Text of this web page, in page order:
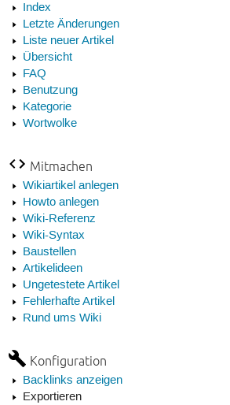
Index
Letzte Änderungen
Liste neuer Artikel
Übersicht
FAQ
Benutzung
Kategorie
Wortwolke
Mitmachen
Wikiartikel anlegen
Howto anlegen
Wiki-Referenz
Wiki-Syntax
Baustellen
Artikelideen
Ungetestete Artikel
Fehlerhafte Artikel
Rund ums Wiki
Konfiguration
Backlinks anzeigen
Exportieren